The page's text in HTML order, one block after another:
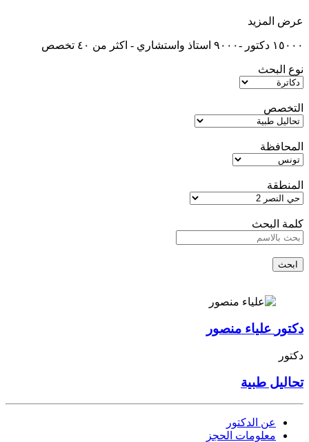
عرض المزيد
١٥٠٠٠ دكتور -٩٠٠٠ استاذ واستشاري - اكثر من ٤٠ تخصص
نوع البحث
التخصص
المحافظة
المنطقة
كلمة البحث
ابحث
دكتور علياء منصور
دكتور
تحاليل طبية
عن الدكتور
معلومات الحجز